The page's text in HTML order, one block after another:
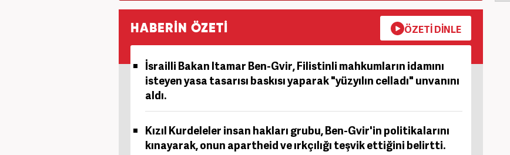
HABERİN ÖZETİ ÖZETİ DİNLE
İsrailli Bakan Itamar Ben-Gvir, Filistinli mahkumların idamını
isteyen yasa tasarısı baskısı yaparak "yüzyılın celladı" unvanını
aldı.
Kızıl Kurdeleler insan hakları grubu, Ben-Gvir'in politikalarını
kınayarak, onun apartheid ve ırkçılığı teşvik ettiğini belirtti.